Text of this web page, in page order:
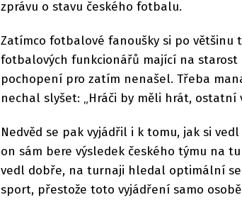
zprávu o stavu českého fotbalu.
Zatímco fotbalové fanoušky si po většinu
fotbalových funkcionářů mající na
pochopení pro zatím nenašel. Třeba
nechal slyšet: „Hráči by měli hrát, ostatní
Nedvěd se pak vyjádřil i k tomu, jak si
on sám bere výsledek českého týmu na
vedl dobře, na turnaji hledal optimální
sport, přestože toto vyjádření samo